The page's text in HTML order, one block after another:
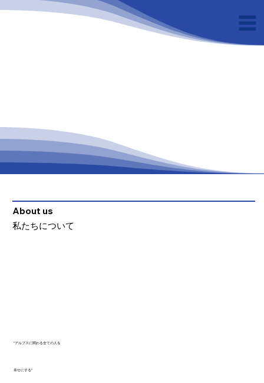
About us
​私たちについて
”アルプスに関わる全ての人を
幸せにする”